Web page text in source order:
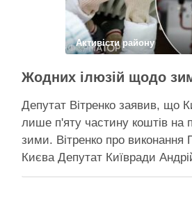
Поділитися у соцмережах:
Активісти району
Депутат Вітренко заявив, що
лише п'яту частину коштів на
зими. Вітренко про виконання
Києва Депутат Київради
що станом на 5 серпня